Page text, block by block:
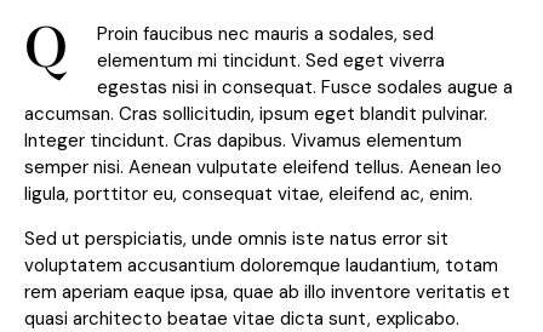
Q
Proin faucibus nec mauris a sodales, sed
elementum mi tincidunt. Sed eget viverra
egestas nisi in consequat. Fusce sodales augue a
accumsan. Cras sollicitudin, ipsum eget blandit pulvinar.
Integer tincidunt. Cras dapibus. Vivamus elementum
semper nisi. Aenean vulputate eleifend tellus. Aenean leo
ligula, porttitor eu, consequat vitae, eleifend ac, enim.
Sed ut perspiciatis, unde omnis iste natus error sit
voluptatem accusantium doloremque laudantium, totam
rem aperiam eaque ipsa, quae ab illo inventore veritatis et
quasi architecto beatae vitae dicta sunt, explicabo.